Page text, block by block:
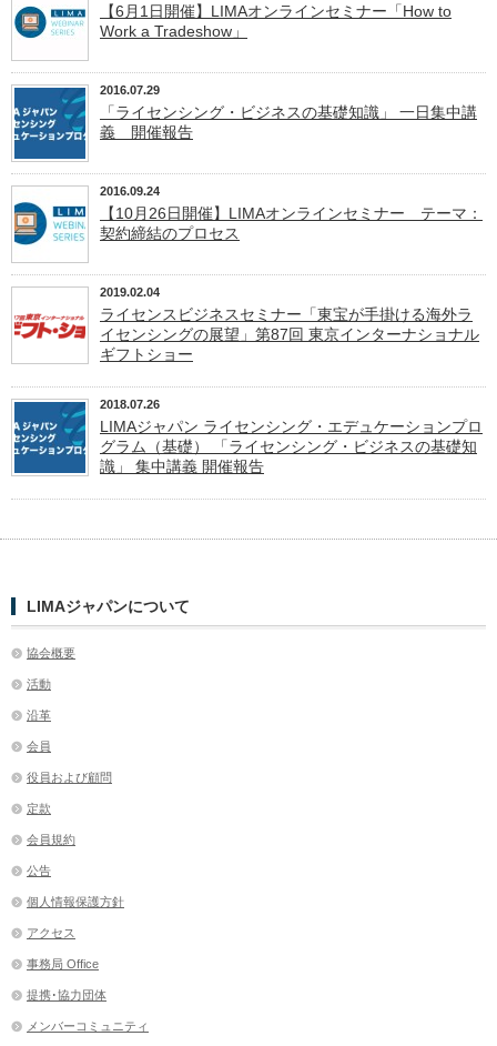
【6月1日開催】LIMAオンラインセミナー「How to
Work a Tradeshow」
2016.07.29
「ライセンシング・ビジネスの基礎知識」 一日集中講
義 開催報告
2016.09.24
【10月26日開催】LIMAオンラインセミナー テーマ：
契約締結のプロセス
2019.02.04
ライセンスビジネスセミナー「東宝が手掛ける海外ラ
イセンシングの展望」第87回 東京インターナショナル
ギフトショー
2018.07.26
LIMAジャパン ライセンシング・エデュケーションプロ
グラム（基礎） 「ライセンシング・ビジネスの基礎知
識」 集中講義 開催報告
LIMAジャパンについて
協会概要
活動
沿革
会員
役員および顧問
定款
会員規約
公告
個人情報保護方針
アクセス
事務局 Office
提携･協力団体
メンバーコミュニティ